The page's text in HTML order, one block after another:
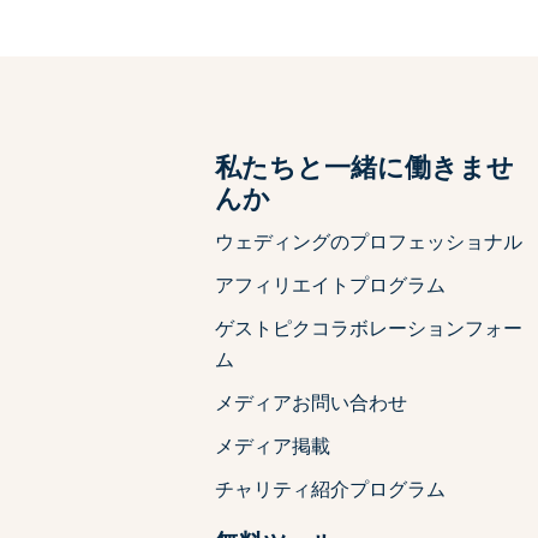
私たちと一緒に働きませ
んか
ウェディングのプロフェッショナル
アフィリエイトプログラム
ゲストピクコラボレーションフォー
ム
メディアお問い合わせ
メディア掲載
チャリティ紹介プログラム